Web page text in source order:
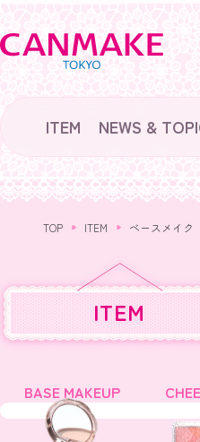
ITEM NEWS &
TOP ITEM ベースメイク
ITEM
BASE MAKEUP